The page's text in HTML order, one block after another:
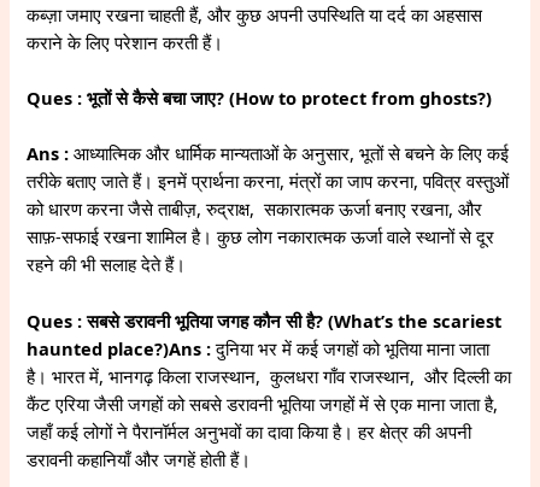
कब्ज़ा जमाए रखना चाहती हैं, और कुछ अपनी उपस्थिति या दर्द का अहसास
कराने के लिए परेशान करती हैं।
Ques : भूतों से कैसे बचा जाए? (How to protect from ghosts?)
Ans : आध्यात्मिक और धार्मिक मान्यताओं के अनुसार, भूतों से बचने के लिए कई
तरीके बताए जाते हैं। इनमें प्रार्थना करना, मंत्रों का जाप करना, पवित्र वस्तुओं
को धारण करना जैसे ताबीज़, रुद्राक्ष, सकारात्मक ऊर्जा बनाए रखना, और
साफ़-सफाई रखना शामिल है। कुछ लोग नकारात्मक ऊर्जा वाले स्थानों से दूर
रहने की भी सलाह देते हैं।
Ques : सबसे डरावनी भूतिया जगह कौन सी है? (What’s the scariest
haunted place?)Ans :दुनिया भर में कई जगहों को भूतिया माना जाता
है। भारत में, भानगढ़ किला राजस्थान, कुलधरा गाँव राजस्थान, और दिल्ली का
कैंट एरिया जैसी जगहों को सबसे डरावनी भूतिया जगहों में से एक माना जाता है,
जहाँ कई लोगों ने पैरानॉर्मल अनुभवों का दावा किया है। हर क्षेत्र की अपनी
डरावनी कहानियाँ और जगहें होती हैं।